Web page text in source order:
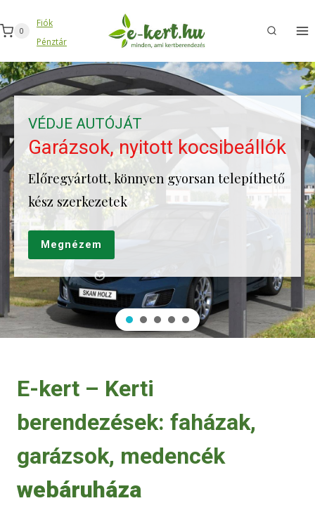
to
content
0
Fiók
Pénztár
kocsibeállók
gyorsan telepíthető
MEDENCE
medencék
Előregyártott,
kész szerkezetek
E-kert – Kerti
berendezések: faházak,
garázsok, medencék
webáruháza